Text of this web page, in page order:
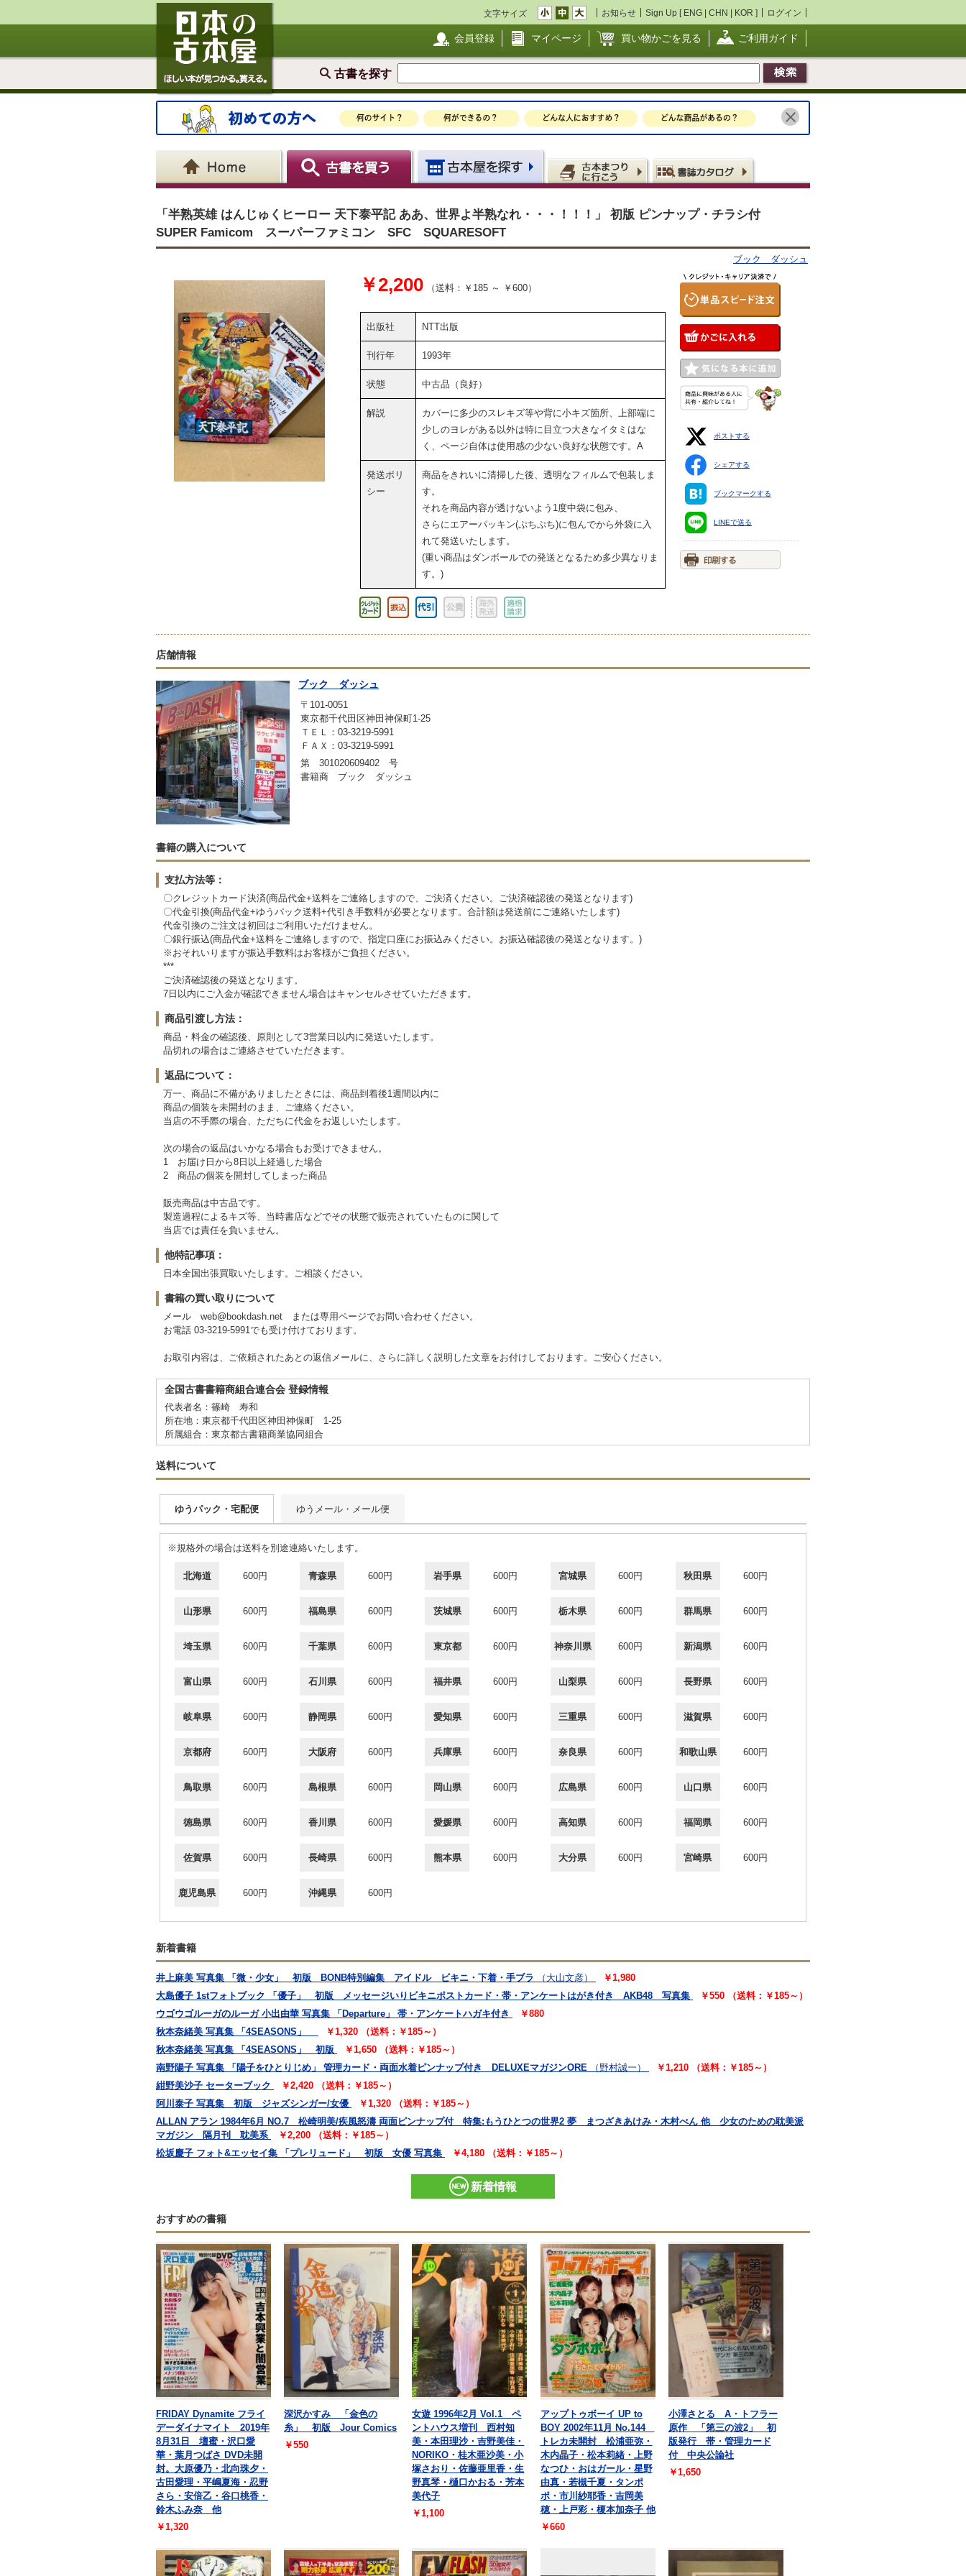
文字サイズ お知らせ Sign Up [ ENG | CHN | KOR ] ログイン
会員登録 マイページ 買い物かごを見る ご利用ガイド
古書を探す
「半熟英雄 はんじゅくヒーロー 天下泰平記 ああ、世界よ半熟なれ・・・！！！」 初版 ピンナップ・チラシ付
SUPER Famicom スーパーファミコン SFC SQUARESOFT
ブック ダッシュ
￥2,200 （送料：￥185 ～ ￥600）
出版社 NTT出版
刊行年 1993年
状態 中古品（良好）
解説
カバーに多少のスレキズ等や背に小キズ箇所、上部端に
少しのヨレがある以外は特に目立つ大きなイタミはな
く、ページ自体は使用感の少ない良好な状態です。A
発送ポリ
シー
商品をきれいに清掃した後、透明なフィルムで包装しま
す。
それを商品内容が透けないよう1度中袋に包み、
さらにエアーパッキン(ぷちぷち)に包んでから外袋に入
れて発送いたします。
(重い商品はダンボールでの発送となるため多少異なりま
す。)
ポストする
シェアする
ブックマークする
LINEで送る
店舗情報
ブック ダッシュ
〒101-0051
東京都千代田区神田神保町1-25
ＴＥＬ：03-3219-5991
ＦＡＸ：03-3219-5991
第 301020609402 号
書籍商 ブック ダッシュ
書籍の購入について
支払方法等：
〇クレジットカード決済(商品代金+送料をご連絡しますので、ご決済ください。ご決済確認後の発送となります)
〇代金引換(商品代金+ゆうパック送料+代引き手数料が必要となります。合計額は発送前にご連絡いたします)
代金引換のご注文は初回はご利用いただけません。
〇銀行振込(商品代金+送料をご連絡しますので、指定口座にお振込みください。お振込確認後の発送となります。)
※おそれいりますが振込手数料はお客様がご負担ください。
***
ご決済確認後の発送となります。
7日以内にご入金が確認できません場合はキャンセルさせていただきます。
商品引渡し方法：
商品・料金の確認後、原則として3営業日以内に発送いたします。
品切れの場合はご連絡させていただきます。
返品について：
万一、商品に不備がありましたときには、商品到着後1週間以内に
商品の個装を未開封のまま、ご連絡ください。
当店の不手際の場合、ただちに代金をお返しいたします。
次の場合の返品はいかなる場合もお受けできません。
1 お届け日から8日以上経過した場合
2 商品の個装を開封してしまった商品
販売商品は中古品です。
製造過程によるキズ等、当時書店などでその状態で販売されていたものに関して
当店では責任を負いません。
他特記事項：
日本全国出張買取いたします。ご相談ください。
書籍の買い取りについて
メール web@bookdash.net または専用ページでお問い合わせください。
お電話 03-3219-5991でも受け付けております。
お取引内容は、ご依頼されたあとの返信メールに、さらに詳しく説明した文章をお付けしております。ご安心ください。
全国古書書籍商組合連合会 登録情報
代表者名：篠崎 寿和
所在地：東京都千代田区神田神保町 1-25
所属組合：東京都古書籍商業協同組合
送料について
ゆうパック・宅配便 ゆうメール・メール便
※規格外の場合は送料を別途連絡いたします。
北海道 600円 青森県 600円 岩手県 600円 宮城県 600円 秋田県 600円
山形県 600円 福島県 600円 茨城県 600円 栃木県 600円 群馬県 600円
埼玉県 600円 千葉県 600円 東京都 600円 神奈川県 600円 新潟県 600円
富山県 600円 石川県 600円 福井県 600円 山梨県 600円 長野県 600円
岐阜県 600円 静岡県 600円 愛知県 600円 三重県 600円 滋賀県 600円
京都府 600円 大阪府 600円 兵庫県 600円 奈良県 600円 和歌山県 600円
鳥取県 600円 島根県 600円 岡山県 600円 広島県 600円 山口県 600円
徳島県 600円 香川県 600円 愛媛県 600円 高知県 600円 福岡県 600円
佐賀県 600円 長崎県 600円 熊本県 600円 大分県 600円 宮崎県 600円
鹿児島県 600円 沖縄県 600円
新着書籍
井上麻美 写真集 「微・少女」 初版 BONB特別編集 アイドル ビキニ・下着・手ブラ （大山文彦）
￥1,980
大島優子 1stフォトブック 「優子」 初版 メッセージいりビキニポストカード・帯・アンケートはがき付き AKB48 写真集
￥550 （送料：￥185～）
ウゴウゴルーガのルーガ 小出由華 写真集 「Departure」 帯・アンケートハガキ付き
￥880
秋本奈緒美 写真集 「4SEASONS」
￥1,320 （送料：￥185～）
秋本奈緒美 写真集 「4SEASONS」 初版
￥1,650 （送料：￥185～）
南野陽子 写真集 「陽子をひとりじめ」 管理カード・両面水着ピンナップ付き DELUXEマガジンORE
（野村誠一）
￥1,210 （送料：￥185～）
紺野美沙子 セーターブック
￥2,420 （送料：￥185～）
阿川泰子 写真集 初版 ジャズシンガー/女優
￥1,320 （送料：￥185～）
ALLAN アラン 1984年6月 NO.7 松崎明美/疾風怒濤 両面ピンナップ付 特集:もうひとつの世界2 夢 まつざきあけみ・木村べん 他 少女のための耽美派
マガジン 隔月刊 耽美系
￥2,200 （送料：￥185～）
松坂慶子 フォト&エッセイ集 「プレリュード」 初版 女優 写真集
￥4,180 （送料：￥185～）
新着情報
おすすめの書籍
FRIDAY Dynamite フライ
デーダイナマイト 2019年
8月31日 壇蜜・沢口愛
華・葉月つばさ DVD未開
封。大原優乃・北向珠夕・
古田愛理・平嶋夏海・忍野
さら・安倍乙・谷口桃香・
鈴木ふみ奈 他
￥1,320
深沢かすみ 「金色の
糸」 初版 Jour Comics
￥550
女遊 1996年2月 Vol.1 ペ
ントハウス増刊 西村知
美・本田理沙・吉野美佳・
NORIKO・桂木亜沙美・小
塚さおり・佐藤亜里香・生
野真琴・樋口かおる・芳本
美代子
￥1,100
アップトゥボーイ UP to
BOY 2002年11月 No.144
トレカ未開封 松浦亜弥・
木内晶子・松本莉緒・上野
なつひ・おはガール・星野
由真・若槻千夏・タンポ
ポ・市川紗耶香・吉岡美
穂・上戸彩・榎本加奈子 他
￥660
小澤さとる A・トフラー
原作 「第三の波2」 初
版発行 帯・管理カード
付 中央公論社
￥1,650